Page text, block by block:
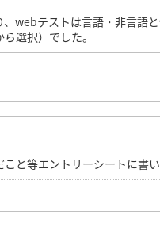
webテストは言語・非言語
選択）でした。
と等エントリーシートに書